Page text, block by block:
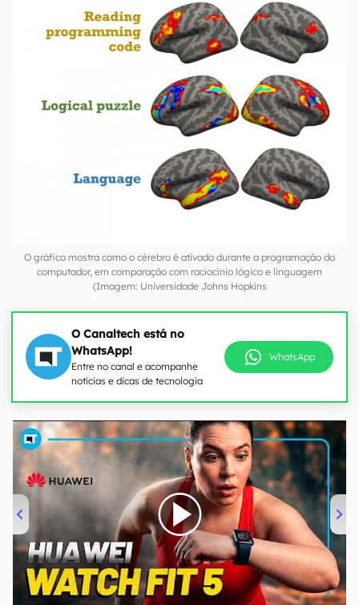
O gráfico mostra como o cérebro é ativado durante a programação do
computador, em comparação com raciocínio lógico e linguagem
(Imagem: Universidade Johns Hopkins
O Canaltech está no
WhatsApp!
Entre no canal e acompanhe
notícias e dicas de tecnologia
WhatsApp
00:00/04:51